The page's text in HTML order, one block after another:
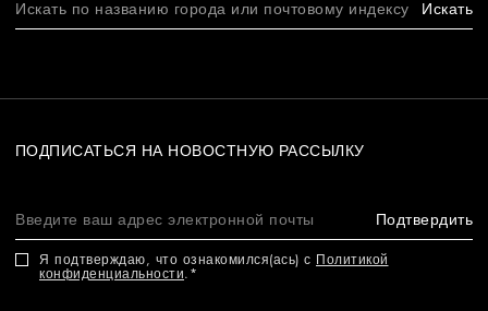
Искать
ПОДПИСАТЬСЯ НА НОВОСТНУЮ РАССЫЛКУ
Подтвердить
Я подтверждаю, что ознакомился(ась) с Политикой
конфиденциальности.